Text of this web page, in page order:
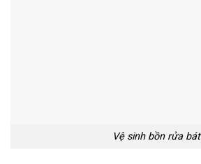
Vệ sinh bồn rửa bát